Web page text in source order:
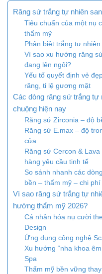
Răng sứ trắng tự nhiên
Tiêu chuẩn của một nụ
thẩm mỹ
Phân biệt trắng tự
Vì sao xu hướng răng
đang lên ngôi?
Yếu tố quyết định vẻ
răng, tỉ lệ gương mặt
Các dòng răng sứ trắng
chuộng hiện nay
Răng sứ Zirconia – độ
Răng sứ E.max – độ
cửa
Răng sứ Cercon &
hàng yêu cầu tinh tế
So sánh nhanh các
bền – thẩm mỹ – chi phí
Vì sao răng sứ trắng tự
hướng thẩm mỹ 2026?
Cá nhân hóa nụ cười
Design
Ứng dụng công nghệ
Xu hướng “nha khoa
Spa
Thẩm mỹ bền vững